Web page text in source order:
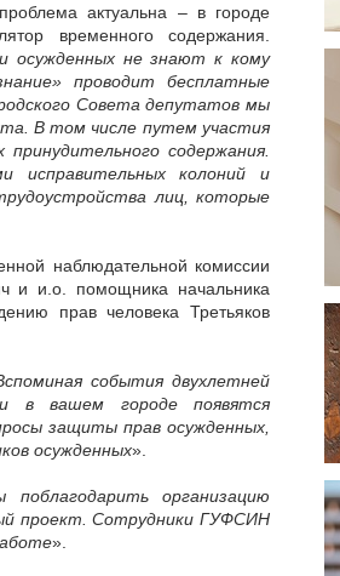
актуальна – в городе
временного содержания.
осужденных не знают к кому
проводит бесплатные
Совета депутатов мы
В том числе путем участия
содержания.
исправительных колоний и
лиц, которые
наблюдательной комиссии
и и.о. помощника начальника
прав человека Третьяков
события двухлетней
в вашем городе появятся
защиты прав осужденных,
осужденных».
организацию
проект. Сотрудники ГУФСИН
».